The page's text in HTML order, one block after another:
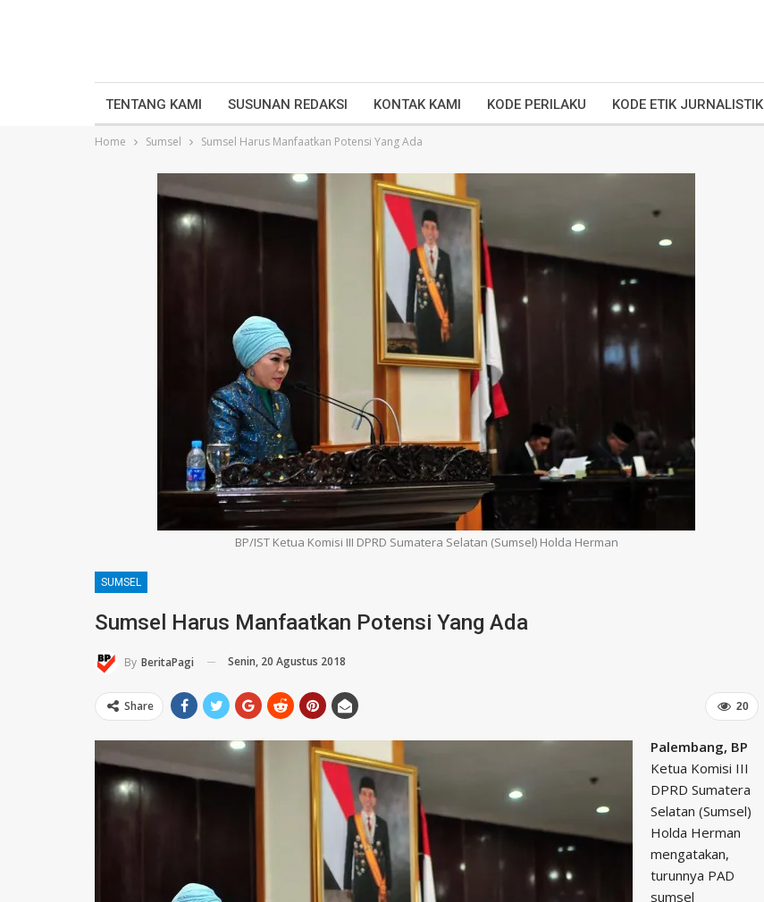
TENTANG KAMI SUSUNAN REDAKSI KONTAK KAMI KODE PERILAKU KODE ETIK JURNALISTIK
Home Sumsel Sumsel Harus Manfaatkan Potensi Yang Ada
BP/IST Ketua Komisi III DPRD Sumatera Selatan (Sumsel) Holda Herman
SUMSEL
Sumsel Harus Manfaatkan Potensi Yang Ada
By BeritaPagi Senin, 20 Agustus 2018
20
Share
Palembang, BP
Ketua Komisi III
DPRD Sumatera
Selatan (Sumsel)
Holda Herman
mengatakan,
turunnya PAD
sumsel